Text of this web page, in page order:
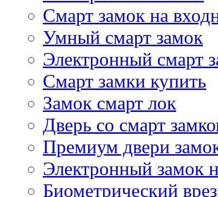
Смарт замок на
Умный смарт замок
Электронный смарт
Смарт замки купить
Замок смарт лок
Дверь со смарт
Премиум двери
Электронный замок
Биометрический